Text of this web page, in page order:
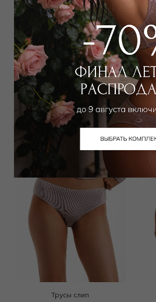
Трусы хипстер
1 500₽
Выбрать размер
Трусы слип